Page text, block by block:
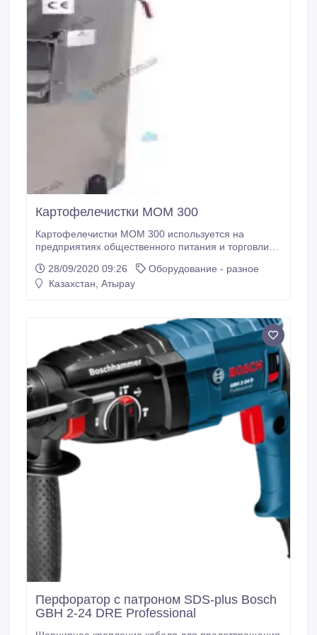
Картофелечистки МОМ 300
Картофелечистки МОМ 300 используется на
предприятиях общественного питания и торговли
(свекла, морковь) от кожуры. Модель оснащена
рабочей камерой, воронкой для загрузки продукта,
28/09/2020 09:26
Оборудование - разное
Казахстан, Атырау
Перфоратор с патроном SDS-plus Bosch
GBH 2-24 DRE Professional